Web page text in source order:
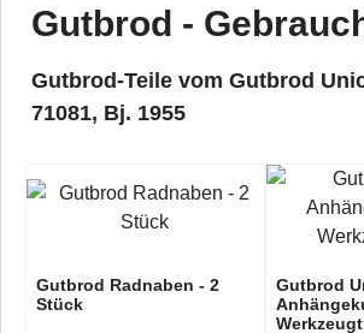
Gutbrod -
Gutbrod-Teile vom Gutbrod
71081, Bj. 1955
Gutbrod Radnaben - 2
Stück
Gutbrod